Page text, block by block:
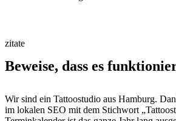
zitate
Beweise, dass es
Wir sind ein Tattoostudio aus Hamburg.
im lokalen SEO mit dem Stichwort